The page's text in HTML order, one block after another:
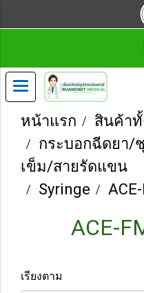
หน้าแรก
สินค้า
กระบอกฉีดยา/
เข็ม/สายรัดแขน
Syringe
ACE-
เรียงตาม